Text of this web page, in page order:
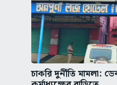
চাকরি দুর্নীতি মামলা: